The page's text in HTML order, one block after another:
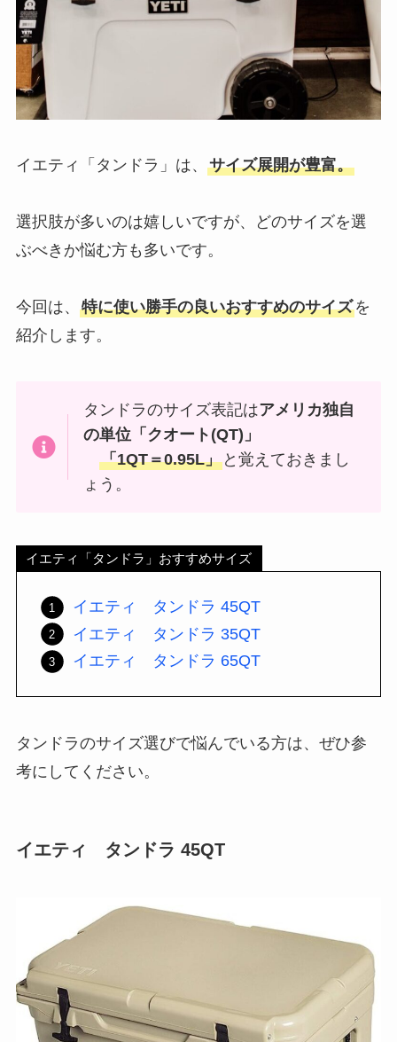
イエティ「タンドラ」は、 サイズ展開が豊富。
選択肢が多いのは嬉しいですが、どのサイズを選
ぶべきか悩む方も多いです。
今回は、 特に使い勝手の良いおすすめのサイズを
紹介します。
タンドラのサイズ表記はアメリカ独自
の単位「クオート(QT)」
「1QT＝0.95L」 と覚えておきまし
ょう。
イエティ「タンドラ」おすすめサイズ
イエティ タンドラ 45QT
イエティ タンドラ 35QT
イエティ タンドラ 65QT
タンドラのサイズ選びで悩んでいる方は、ぜひ参
考にしてください。
イエティ タンドラ 45QT